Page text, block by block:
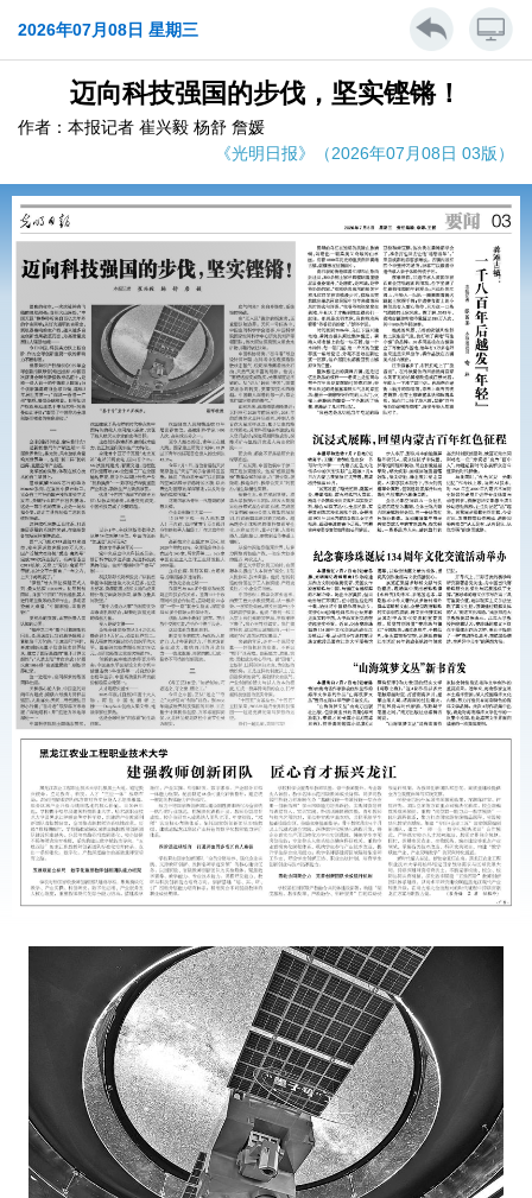
2026年07月08日 星期三
迈向科技强国的步伐，坚实铿锵！
作者：本报记者 崔兴毅 杨舒 詹媛
《光明日报》（2026年07月08日 03版）